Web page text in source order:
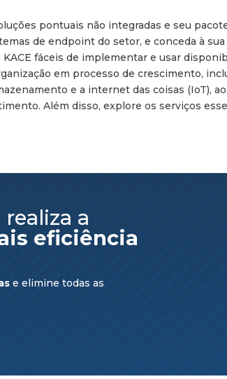
pontuais não integradas e seu
de endpoint do setor, e conceda à
fáceis de implementar e usar
em processo de crescimento,
e a internet das coisas (IoT),
Além disso, explore os serviços
a
eficiência
e elimine todas as